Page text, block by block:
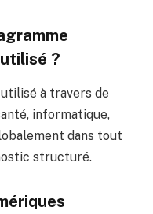
?
utilisé à travers de
informatique,
dans tout
structuré.